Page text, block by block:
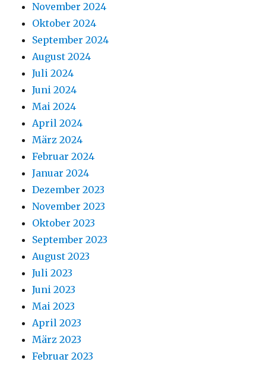
November 2024
Oktober 2024
September 2024
August 2024
Juli 2024
Juni 2024
Mai 2024
April 2024
März 2024
Februar 2024
Januar 2024
Dezember 2023
November 2023
Oktober 2023
September 2023
August 2023
Juli 2023
Juni 2023
Mai 2023
April 2023
März 2023
Februar 2023